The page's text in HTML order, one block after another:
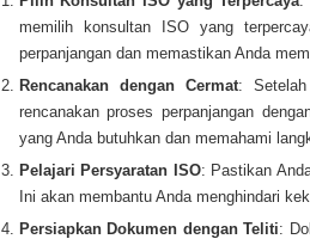
memilih konsultan ISO yang
perpanjangan dan memastikan Anda
Rencanakan dengan Cermat: Setelah
rencanakan proses perpanjangan
yang Anda butuhkan dan memahami
Pelajari Persyaratan ISO: Pastikan
Ini akan membantu Anda menghindari
Persiapkan Dokumen dengan Teliti: